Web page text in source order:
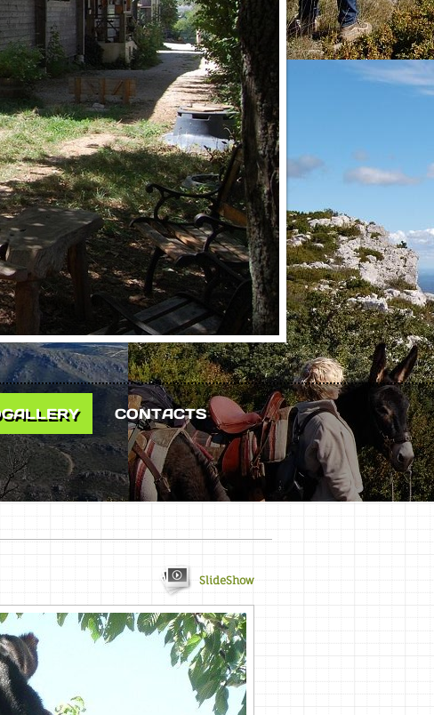
CONTACTS
SlideShow